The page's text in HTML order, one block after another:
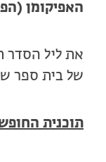
האפיקומן
את ליל הסדר
של בית ספר
תוכנית